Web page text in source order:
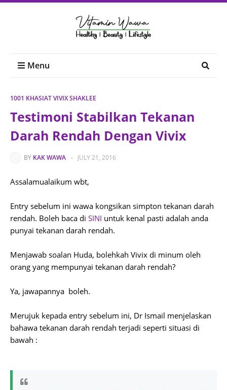
Menu
1001 KHASIAT VIVIX SHAKLEE
Testimoni Stabilkan Tekanan
Darah Rendah Dengan Vivix
BY KAK WAWA - JULY 21, 2016
Assalamualaikum wbt,
Entry sebelum ini wawa kongsikan simpton tekanan darah
rendah. Boleh baca di SINI untuk kenal pasti adalah anda
punyai tekanan darah rendah.
Menjawab soalan Huda, bolehkah Vivix di minum oleh
orang yang mempunyai tekanan darah rendah?
Ya, jawapannya boleh.
Merujuk kepada entry sebelum ini, Dr Ismail menjelaskan
bahawa tekanan darah rendah terjadi seperti situasi di
bawah :